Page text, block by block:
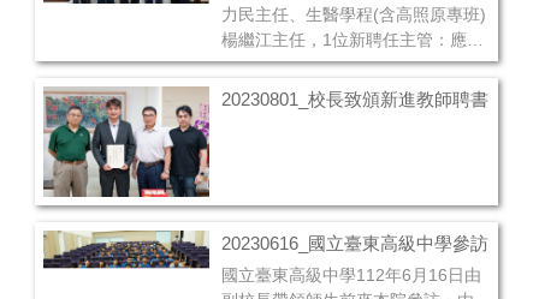
力民主任、生醫學程(含高照原專班)
楊繼江主任，1位新聘任主管：應科
系陳孟炬主任，由曾耀銘校長致頒
聘書給各位主管。
20230801_校長致頒新進教師聘書
20230616_國立臺東高級中學參訪
國立臺東高級中學112年6月16日由